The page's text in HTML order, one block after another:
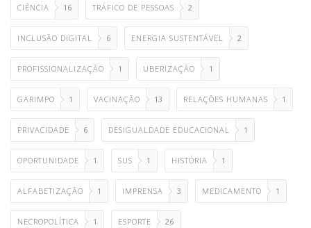
CIÊNCIA 16 TRÁFICO DE PESSOAS 2
INCLUSÃO DIGITAL 6 ENERGIA SUSTENTÁVEL 2
PROFISSIONALIZAÇÃO 1 UBERIZAÇÃO 1
GARIMPO 1 VACINAÇÃO 13 RELAÇÕES HUMANAS 1
PRIVACIDADE 6 DESIGUALDADE EDUCACIONAL 1
OPORTUNIDADE 1 SUS 1 HISTÓRIA 1
ALFABETIZAÇÃO 1 IMPRENSA 3 MEDICAMENTO 1
NECROPOLÍTICA 1 ESPORTE 26